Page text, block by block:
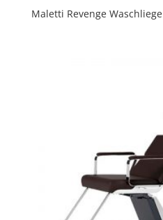
Maletti Revenge Waschliege